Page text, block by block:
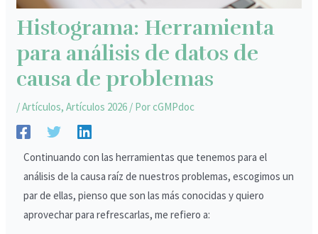
Histograma: Herramienta
para análisis de datos de
causa de problemas
/Artículos,Artículos 2026 / PorcGMPdoc
Continuando con las herramientas que tenemos para el
análisis de la causa raíz de nuestros problemas, escogimos un
par de ellas, pienso que son las más conocidas y quiero
aprovechar para refrescarlas, me refiero a: